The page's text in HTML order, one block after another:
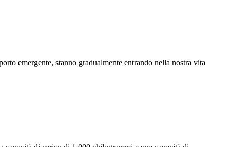
emergente, stanno gradualmente entrando nella nostra vita